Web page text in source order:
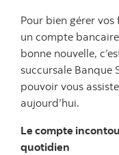
Pour bien gérer
un compte
bonne nouvelle,
succursale Banque
pouvoir vous
aujourd’hui.
Le compte
quotidien